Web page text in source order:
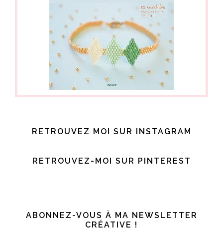
RETROUVEZ MOI SUR INSTAGRAM
RETROUVEZ-MOI SUR PINTEREST
ABONNEZ-VOUS À MA NEWSLETTER
CRÉATIVE !